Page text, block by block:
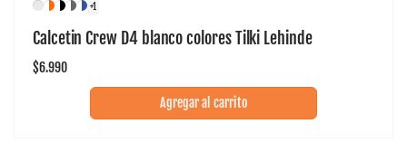
Calcetin Crew D4 blanco colores Tilki Lehinde
Precio
$6.990
+1
Agregar al carrito